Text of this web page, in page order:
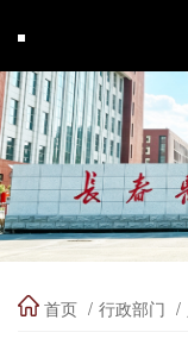
首页 行政部门